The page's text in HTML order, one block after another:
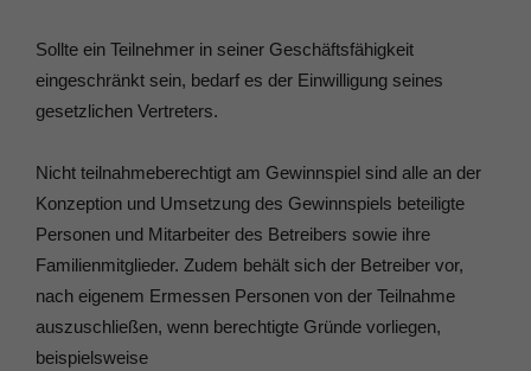
Sollte ein Teilnehmer in seiner Geschäftsfähigkeit
eingeschränkt sein, bedarf es der Einwilligung seines
gesetzlichen Vertreters.
Nicht teilnahmeberechtigt am Gewinnspiel sind alle an der
Konzeption und Umsetzung des Gewinnspiels beteiligte
Personen und Mitarbeiter des Betreibers sowie ihre
Familienmitglieder. Zudem behält sich der Betreiber vor,
nach eigenem Ermessen Personen von der Teilnahme
auszuschließen, wenn berechtigte Gründe vorliegen,
beispielsweise